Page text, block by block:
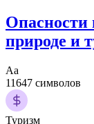
Опасности
природе и
Аа
11647 символов
Туризм